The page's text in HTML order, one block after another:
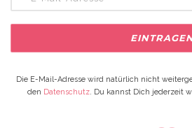
Die E-Mail-Adresse wird natürlich nicht
den Datenschutz. Du kannst Dich jederzeit